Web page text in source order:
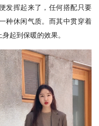
发挥起来了，任何搭配只要
种休闲气质。而其中贯穿着
起到保暖的效果。